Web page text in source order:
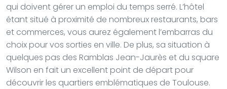
qui doivent gérer un emploi du temps serré. L’hôtel
étant situé à proximité de nombreux restaurants, bars
et commerces, vous aurez également l’embarras du
choix pour vos sorties en ville. De plus, sa situation à
quelques pas des Ramblas Jean-Jaurès et du square
Wilson en fait un excellent point de départ pour
découvrir les quartiers emblématiques de Toulouse.